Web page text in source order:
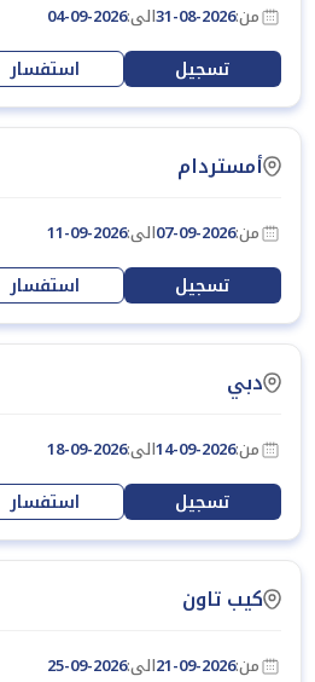
من:31-08-2026الى:04-09-2026
تسجيل استفسار
أمستردام
من:07-09-2026الى:11-09-2026
تسجيل استفسار
دبي
من:14-09-2026الى:18-09-2026
تسجيل استفسار
كيب تاون
من:21-09-2026الى:25-09-2026